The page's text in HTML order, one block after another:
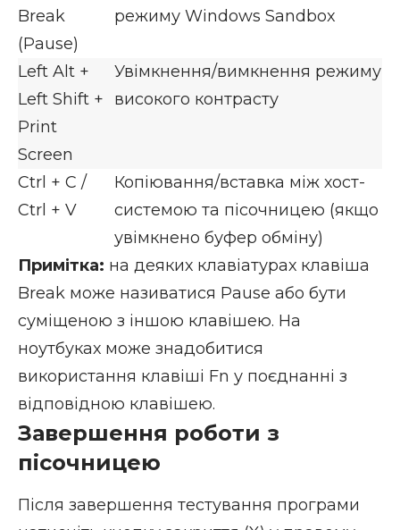
Break
(Pause)
режиму Windows Sandbox
Left Alt +
Left Shift +
Print
Screen
Увімкнення/вимкнення режиму
високого контрасту
Ctrl + C /
Ctrl + V
Копіювання/вставка між хост-
системою та пісочницею (якщо
увімкнено буфер обміну)
Примітка: на деяких клавіатурах клавіша
Break може називатися Pause або бути
суміщеною з іншою клавішею. На
ноутбуках може знадобитися
використання клавіші Fn у поєднанні з
відповідною клавішею.
Завершення роботи з
пісочницею
Після завершення тестування програми